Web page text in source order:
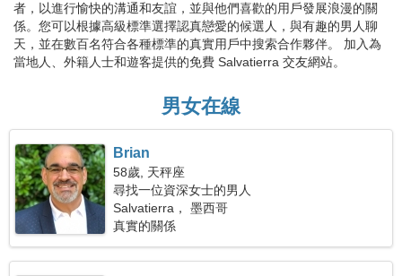
者，以進行愉快的溝通和友誼，並與他們喜歡的用戶發展浪漫的關
係。您可以根據高級標準選擇認真戀愛的候選人，與有趣的男人聊
天，並在數百名符合各種標準的真實用戶中搜索合作夥伴。 加入為
當地人、外籍人士和遊客提供的免費 Salvatierra 交友網站。
男女在線
Brian
58歲, 天秤座
尋找一位資深女士的男人
Salvatierra， 墨西哥
真實的關係